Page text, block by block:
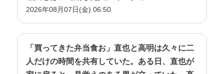
2026年08月07日(金) 06:50
「買ってきた弁当食お」直也と高明は久々に二
人だけの時間を共有していた。ある日、直也が